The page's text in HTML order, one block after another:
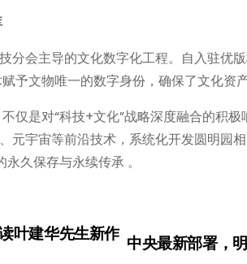
分会主导的文化数字化工程。自入驻优
予文物唯一的数字身份，确保了文化资
仅是对“科技+文化”战略深度融合的积
元宇宙等前沿技术，系统化开发圆明园
久保存与永续传承 。
中央最新部署，
叶建华先生新作